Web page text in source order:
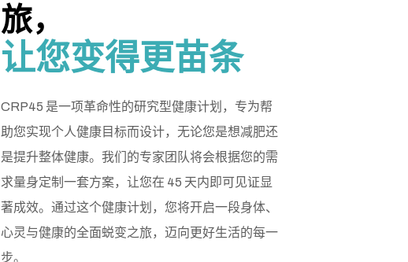
旅，
让您变得更苗条
CRP45 是一项革命性的研究型健康计划，专为帮
助您实现个人健康目标而设计，无论您是想减肥还
是提升整体健康。我们的专家团队将会根据您的需
求量身定制一套方案，让您在 45 天内即可见证显
著成效。通过这个健康计划，您将开启一段身体、
心灵与健康的全面蜕变之旅，迈向更好生活的每一
步。